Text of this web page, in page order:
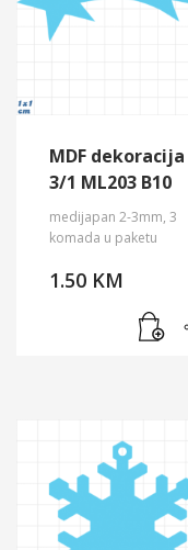
MDF dekoracija
3/1 ML203 B10
medijapan 2-3mm, 3
komada u paketu
1.50 KM